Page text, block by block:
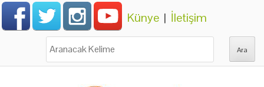
Künye | İletişim